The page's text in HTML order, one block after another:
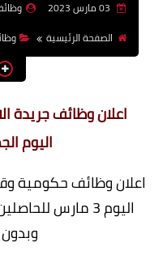
الصفحة الرئيسية
اعلان وظائف جريدة
اليوم
اعلان وظائف حكومية
اليوم 3 مارس